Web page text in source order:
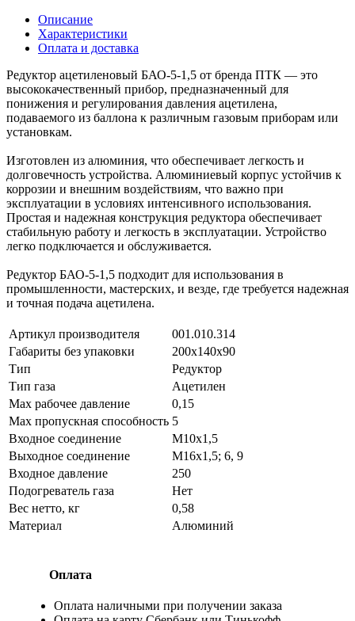
Описание
Характеристики
Оплата и доставка
Редуктор ацетиленовый БАО-5-1,5 от бренда ПТК — это
высококачественный прибор, предназначенный для
понижения и регулирования давления ацетилена,
подаваемого из баллона к различным газовым приборам или
установкам.
Изготовлен из алюминия, что обеспечивает легкость и
долговечность устройства. Алюминиевый корпус устойчив к
коррозии и внешним воздействиям, что важно при
эксплуатации в условиях интенсивного использования.
Простая и надежная конструкция редуктора обеспечивает
стабильную работу и легкость в эксплуатации. Устройство
легко подключается и обслуживается.
Редуктор БАО-5-1,5 подходит для использования в
промышленности, мастерских, и везде, где требуется надежная
и точная подача ацетилена.
Артикул производителя
001.010.314
Габариты без упаковки
200х140х90
Тип
Редуктор
Тип газа
Ацетилен
Мах рабочее давление
0,15
Max пропускная способность 5
Входное соединение
M10х1,5
Выходное соединение
М16х1,5; 6, 9
Входное давление
250
Подогреватель газа
Нет
Вес нетто, кг
0,58
Материал
Алюминий
Оплата
Оплата наличными при получении заказа